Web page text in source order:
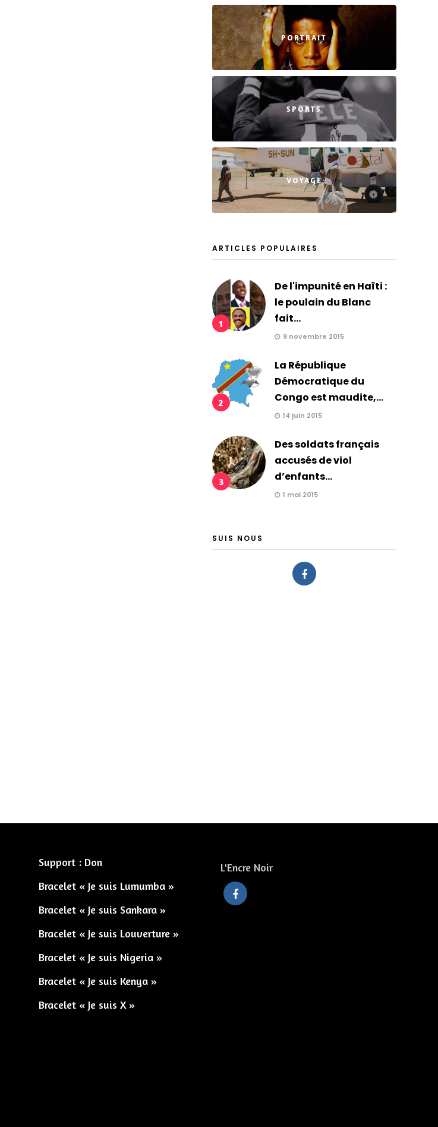
PORTRAIT
SPORTS
VOYAGE
ARTICLES POPULAIRES
1
De l'impunité en Haïti :
le poulain du Blanc
fait...
9 novembre 2015
2
La République
Démocratique du
Congo est maudite,...
14 juin 2015
3
Des soldats français
accusés de viol
d’enfants...
1 mai 2015
SUIS NOUS
Support : Don
Bracelet « Je suis Lumumba »
Bracelet « Je suis Sankara »
Bracelet « Je suis Louverture »
Bracelet « Je suis Nigeria »
Bracelet « Je suis Kenya »
Bracelet « Je suis X »
L'Encre Noir